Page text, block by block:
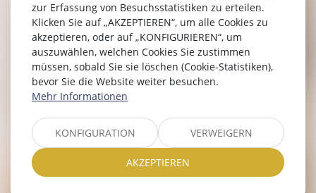
zur Erfassung von Besuchsstatistiken zu erteilen.
Klicken Sie auf „AKZEPTIEREN“, um alle Cookies zu
akzeptieren, oder auf „KONFIGURIEREN“, um
auszuwählen, welchen Cookies Sie zustimmen
müssen, sobald Sie sie löschen (Cookie-Statistiken),
bevor Sie die Website weiter besuchen.
Mehr Informationen
KONFIGURATION VERWEIGERN
AKZEPTIEREN